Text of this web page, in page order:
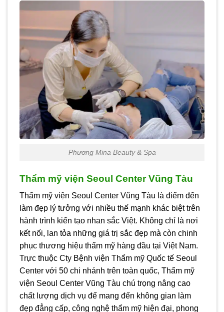
Phương Mina Beauty & Spa
Thẩm mỹ viện Seoul Center Vũng Tàu
Thẩm mỹ viện Seoul Center Vũng Tàu là điểm đến
làm đẹp lý tưởng với nhiều thế mạnh khác biệt trên
hành trình kiến tạo nhan sắc Việt. Không chỉ là nơi
kết nối, lan tỏa những giá trị sắc đẹp mà còn chinh
phục thương hiệu thẩm mỹ hàng đầu tại Việt Nam.
Trực thuộc Cty Bệnh viện Thẩm mỹ Quốc tế Seoul
Center với 50 chi nhánh trên toàn quốc, Thẩm mỹ
viện Seoul Center Vũng Tàu chú trọng nâng cao
chất lượng dịch vụ để mang đến không gian làm
đẹp đẳng cấp, công nghệ thẩm mỹ hiện đại, phong